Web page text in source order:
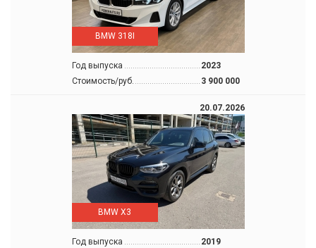
BMW 318I
Год выпуска
2023
Стоимость/руб.
3 900 000
20.07.2026
BMW X3
Год выпуска
2019